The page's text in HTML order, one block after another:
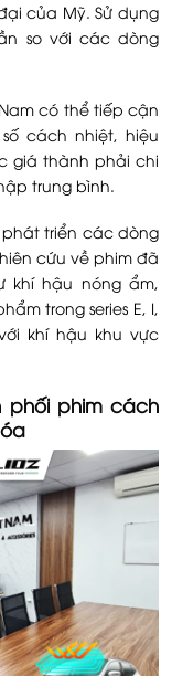
của Mỹ. Sử dụng
so với các dòng
có thể tiếp cận
cách nhiệt, hiệu
giá thành phải chi
trung bình.
phát triển các dòng
cứu về phim đã
khí hậu nóng ẩm,
trong series E, I,
khí hậu khu vực
phối phim cách